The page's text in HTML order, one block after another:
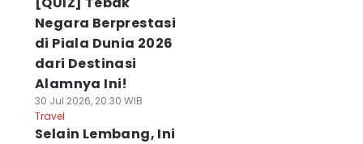
Negara Berprestasi
di Piala Dunia 2026
dari Destinasi
Alamnya Ini!
30 Jul 2026, 20:30 WIB
Travel
Selain Lembang, Ini